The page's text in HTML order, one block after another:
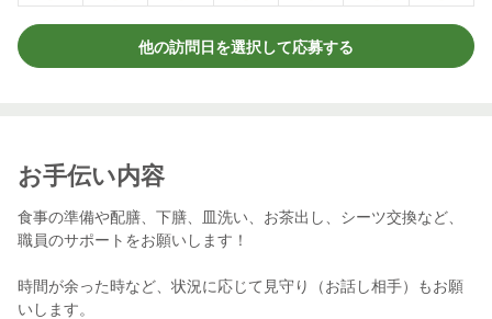
他の訪問日を選択して応募する
お手伝い内容
食事の準備や配膳、下膳、皿洗い、お茶出し、シーツ交換など、
職員のサポートをお願いします！
時間が余った時など、状況に応じて見守り（お話し相手）もお願
いします。